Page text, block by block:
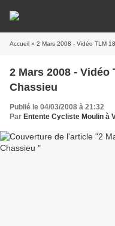
Accueil » 2 Mars 2008 - Vidéo TLM
2 Mars 2008 - Vidéo
Chassieu
Publié le 04/03/2008 à 21:32
Par Entente Cycliste Moulin à